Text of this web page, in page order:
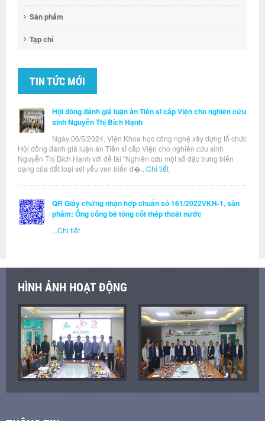
Sản phẩm
Tạp chí
TIN TỨC MỚI
Hội đồng đánh giá luận án Tiến sĩ cấp Viện cho nghiên cứu
sinh Nguyễn Thị Bích Hạnh
Ngày 06/5/2024, Viện Khoa học công nghệ xây dựng tổ chức
Hội đồng đánh giá luận án Tiến sĩ cấp Viện cho nghiên cứu sinh
Nguyễn Thị Bích Hạnh với đề tài "Nghiên cứu một số đặc trưng biến
dạng của đất loại sét yếu ven biển đ�... Chi tiết
QR Giấy chứng nhận hợp chuẩn số 161/2022VKH-1, sản
phẩm: Ống cống bê tông cốt thép thoát nước
Chi tiết
HÌNH ẢNH HOẠT ĐỘNG